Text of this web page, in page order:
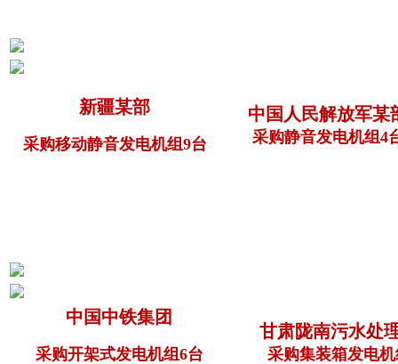
新疆某部
采购移动静音发电机组9台
中国人民解放军某
采购静音发电机组4
中国中铁集团
采购开架式发电机组6台
甘肃陇南污水处
采购集装箱发电机